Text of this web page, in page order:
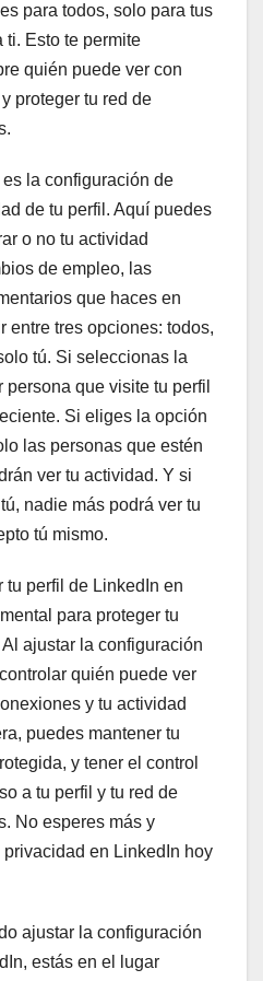
para todos, solo para tus
ti. Esto te permite
quién puede ver con
proteger tu red de
la configuración de
de tu perfil. Aquí puedes
o no tu actividad
de empleo, las
que haces en
entre tres opciones: todos,
tú. Si seleccionas la
que visite tu perfil
Si eliges la opción
las personas que estén
ver tu actividad. Y si
nadie más podrá ver tu
tú mismo.
tu perfil de LinkedIn en
para proteger tu
ajustar la configuración
quién puede ver
y tu actividad
puedes mantener tu
y tener el control
a tu perfil y tu red de
No esperes más y
en LinkedIn hoy
ajustar la configuración
estás en el lugar